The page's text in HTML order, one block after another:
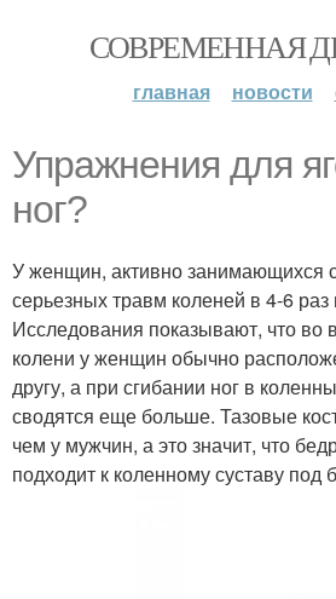
СОВРЕМЕННАЯ
главная новости
Упражнения для
ног?
У женщин, активно занимающихся
серьезных травм коленей в 4-6
Исследования показывают, что во
колени у женщин обычно
другу, а при сгибании ног в
сводятся еще больше. Тазовые
чем у мужчин, а это значит, что
подходит к коленному суставу под